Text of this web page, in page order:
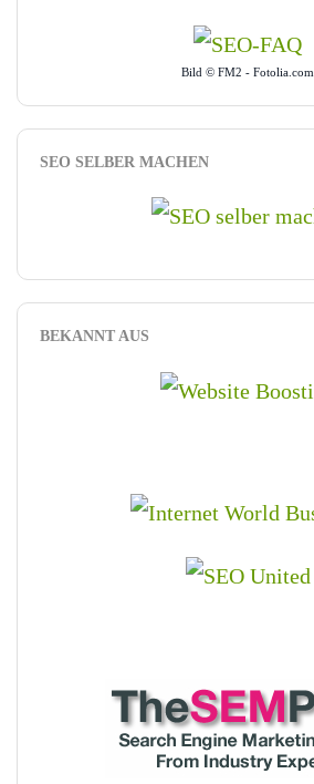
Bild © FM2 - Fotolia.com
SEO SELBER MACHEN
BEKANNT AUS